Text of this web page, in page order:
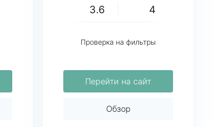
3.6 4
Проверка на фильтры
Перейти на сайт
Обзор